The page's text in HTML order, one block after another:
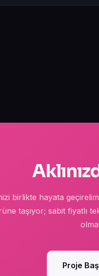
birlikte hayata
taşıyor; sabit fiyatlı
Proje